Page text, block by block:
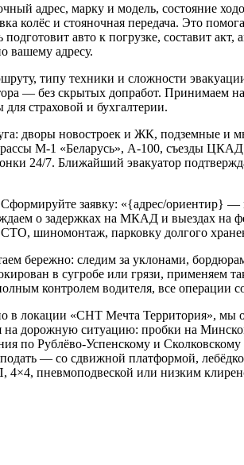
адрес, марку и модель, состояние
колёс и стояночная передача. Это
авто к погрузке, составит акт,
вашему адресу.
типу техники и сложности
— без скрытых допработ. Принимаем
страховой и бухгалтерии.
дворы новостроек и ЖК, подземные и
М‑1 «Беларусь», А‑100, съезды
24/7. Ближайший эвакуатор
Сформируйте заявку: «{адрес/ориентир}
о задержках на МКАД и выездах на
шиномонтаж, парковку долгого
бережно: следим за уклонами,
в сугробе или грязи, применяем
контролем водителя, все операции
в локации «СНТ Мечта Территория», мы
на дорожную ситуацию: пробки на
по Рублёво-Успенскому и
подать — со сдвижной платформой,
4×4, пневмоподвеской или низким